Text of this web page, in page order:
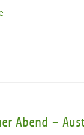
Abend –